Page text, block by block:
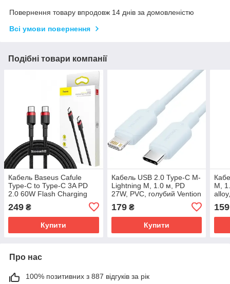
Повернення товару впродовж 14 днів за домовленістю
Всі умови повернення
Подібні товари компанії
Кабель Baseus Cafule
Type-C to Type-C 3A PD
2.0 60W Flash Charging
1.0 м Black/Red (CATKLF-
G91)
249 ₴
Купити
Кабель USB 2.0 Type-C M-
Lightning M, 1.0 м, PD
27W, PVC, голубий Vention
179₴
Купити
M,
159
Про нас
100% позитивних з 887 відгуків за рік